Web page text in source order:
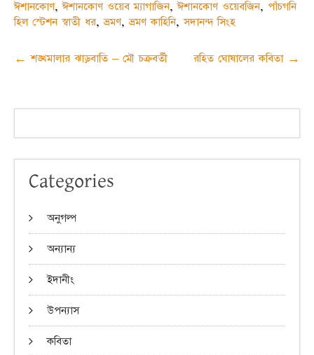
ঈশানকোণ,ঈশানকোণ ওয়েব ম্যাগাজিন,ঈশানকোণ ওয়েবজিন, পাঁচগনি
হিল স্টেশন স্বাতী ধর,ভ্রমণ,ভ্রমণ কাহিনি,সদানন্দ সিংহ
Post
← শঙ্খমালার ঝাড়বাতি – মৌ চক্রবর্তী রহিত ঘোষালের কবিতা →
Categories
অনুগল্প
অন্যান্য
ইদানীং
উপন্যাস
কবিতা